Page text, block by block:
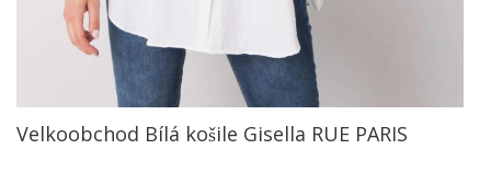
Velkoobchod Bílá košile Gisella RUE PARIS